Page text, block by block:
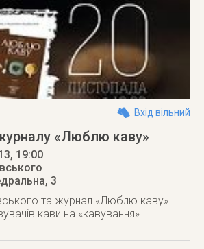
Вхід вільний
«Люблю каву»
, 19:00
3
та журнал «Люблю каву»
кави на «кавування»